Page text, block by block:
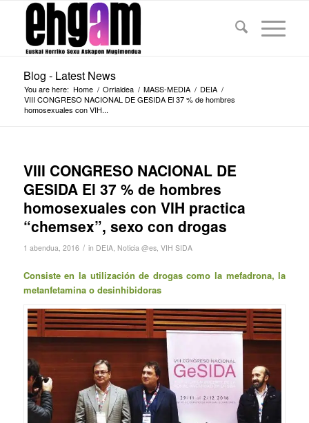
Blog - Latest News
You are here: Home / Orrialdea / MASS-MEDIA / DEIA /
VIII CONGRESO NACIONAL DE GESIDA El 37 % de hombres
homosexuales con VIH...
VIII CONGRESO NACIONAL DE
GESIDA El 37 % de hombres
homosexuales con VIH practica
“chemsex”, sexo con drogas
1 abendua, 2016 / in DEIA, Noticia @es, VIH SIDA
Consiste en la utilización de drogas como la mefadrona, la
metanfetamina o desinhibidoras